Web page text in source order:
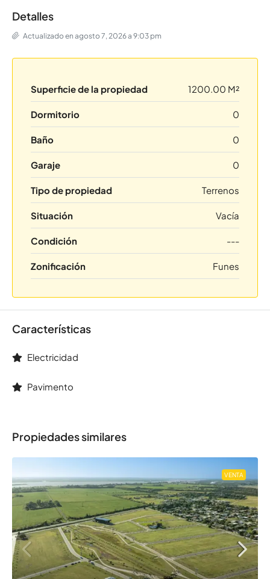
Detalles
Actualizado en agosto 7, 2026 a 9:03 pm
Superficie de la propiedad 1200.00 M²
Dormitorio 0
Baño 0
Garaje 0
Tipo de propiedad Terrenos
Situación Vacía
Condición ---
Zonificación Funes
Características
Electricidad
Pavimento
Propiedades similares
VENTA